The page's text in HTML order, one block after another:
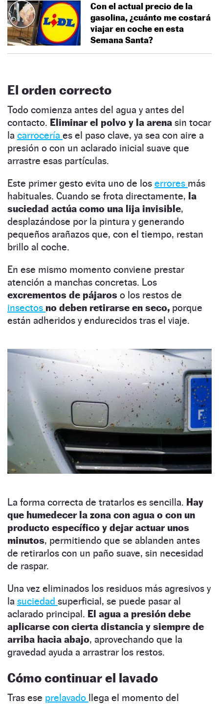
Con el actual precio de la
gasolina, ¿cuánto me costará
viajar en coche en esta
Semana Santa?
El orden correcto
Todo comienza antes del agua y antes del
contacto. Eliminar el polvo y la arena sin tocar
la carrocería es el paso clave, ya sea con aire a
presión o con un aclarado inicial suave que
arrastre esas partículas.
Este primer gesto evita uno de los errores más
habituales. Cuando se frota directamente, la
suciedad actúa como una lija invisible,
desplazándose por la pintura y generando
pequeños arañazos que, con el tiempo, restan
brillo al coche.
En ese mismo momento conviene prestar
atención a manchas concretas. Los
excrementos de pájaros o los restos de
insectos no deben retirarse en seco, porque
están adheridos y endurecidos tras el viaje.
La forma correcta de tratarlos es sencilla. Hay
que humedecer la zona con agua o con un
producto específico y dejar actuar unos
minutos, permitiendo que se ablanden antes
de retirarlos con un paño suave, sin necesidad
de raspar.
Una vez eliminados los residuos más agresivos y
la suciedad superficial, se puede pasar al
aclarado principal. El agua a presión debe
aplicarse con cierta distancia y siempre de
arriba hacia abajo, aprovechando que la
gravedad ayuda a arrastrar los restos.
Cómo continuar el lavado
Tras ese prelavado llega el momento del